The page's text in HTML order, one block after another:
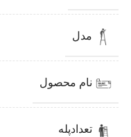
مدل
نام محصول
تعدادپله